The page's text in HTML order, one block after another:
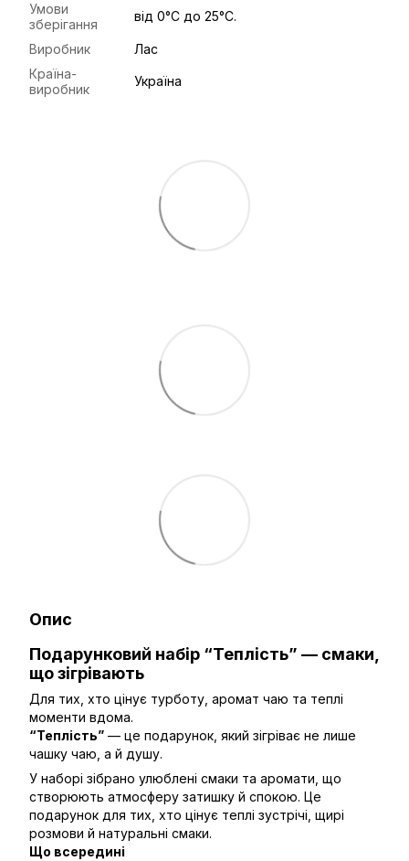
Умови
зберігання
від 0°С до 25°С.
Виробник
Лас
Країна-
виробник
Україна
Опис
Подарунковий набір “Теплість” — смаки,
що зігрівають
Для тих, хто цінує турботу, аромат чаю та теплі
моменти вдома.
“Теплість” — це подарунок, який зігріває не лише
чашку чаю, а й душу.
У наборі зібрано улюблені смаки та аромати, що
створюють атмосферу затишку й спокою. Це
подарунок для тих, хто цінує теплі зустрічі, щирі
розмови й натуральні смаки.
Що всередині